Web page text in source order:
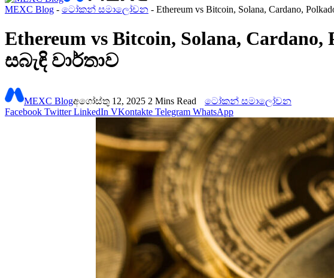
MEXC Blog - ටෝකන් සමාලෝචන - Ethereum vs Bitcoin, Solana, Cardano,
Ethereum vs Bitcoin, Solana,
සබැඳි වාර්තාව
MEXC Blogඅගෝස්තු 12, 2025 2 Mins Read
ටෝකන් සමාලෝචන
Facebook Twitter LinkedIn VKontakte Telegram WhatsApp